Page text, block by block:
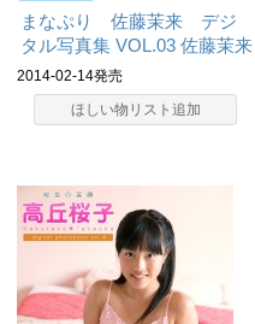
まなぷり 佐藤茉来 デジ
タル写真集 VOL.03 佐藤茉来
2014-02-14発売
ほしい物リスト追加